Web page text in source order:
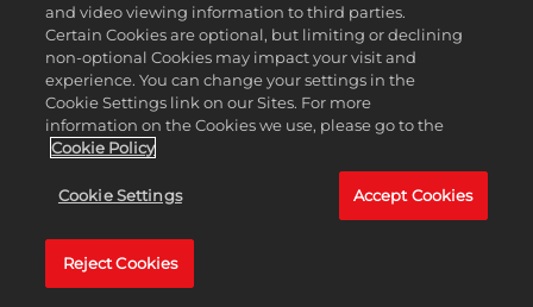
UNSERE SPIELE
and video viewing information to third parties.
Certain Cookies are optional, but limiting or declining
non-optional Cookies may impact your visit and
experience. You can change your settings in the
Cookie Settings link on our Sites. For more
information on the Cookies we use, please go to the
Cookie Policy
Cookie Settings Accept Cookies
Reject Cookies